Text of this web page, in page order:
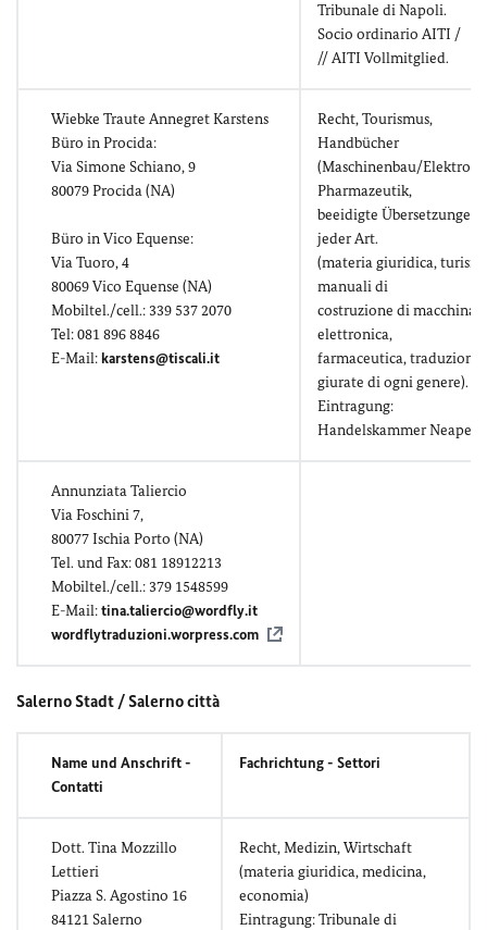
Tribunale di Napoli.
Socio ordinario AITI /
// AITI Vollmitglied.
Wiebke Traute Annegret Karstens
Büro in Procida:
Via Simone Schiano, 9
80079 Procida (NA)
Büro in Vico Equense:
Via Tuoro, 4
80069 Vico Equense (NA)
Mobiltel./cell.: 339 537 2070
Tel: 081 896 8846
E-Mail:karstens@tiscali.it
Recht, Tourismus,
Handbücher
(Maschinenbau/
Pharmazeutik,
beeidigte Übersetzungen
jeder Art.
(materia giuridica,
manuali di
costruzione di
elettronica,
farmaceutica, traduzioni
giurate di ogni genere).
Eintragung:
Handelskammer Neapel.
Annunziata Taliercio
Via Foschini 7,
80077 Ischia Porto (NA)
Tel. und Fax: 081 18912213
Mobiltel./cell.: 379 1548599
E-Mail:tina.taliercio@wordfly.it
wordflytraduzioni.worpress.com
Salerno Stadt / Salerno città
Name und Anschrift -
Contatti
Fachrichtung - Settori
Dott. Tina Mozzillo
Lettieri
Piazza S. Agostino 16
84121 Salerno
Recht, Medizin, Wirtschaft
(materia giuridica, medicina,
economia)
Eintragung: Tribunale di